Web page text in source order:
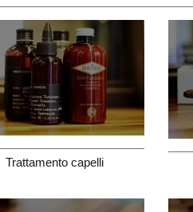
Trattamento capelli